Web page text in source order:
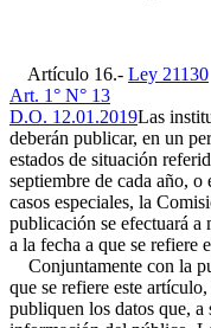
Artículo 16.- Ley 21130
Art. 1° N° 13
D.O. 12.01.2019Las
deberán publicar, en un
estados de situación
septiembre de cada año,
casos especiales, la
publicación se efectuará a
a la fecha a que se refiere
Conjuntamente con la
que se refiere este
publiquen los datos que, a